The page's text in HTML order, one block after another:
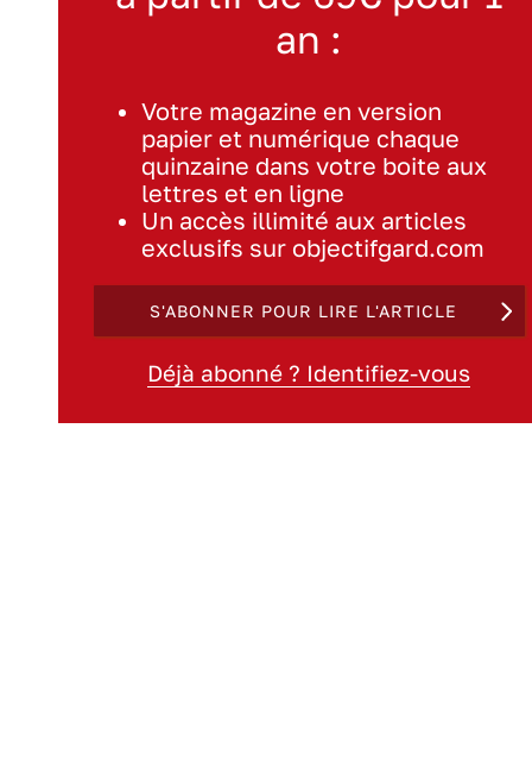
an :
Votre magazine en version
papier et numérique chaque
quinzaine dans votre boite aux
lettres et en ligne
Un accès illimité aux articles
exclusifs sur objectifgard.com
S'ABONNER POUR LIRE L'ARTICLE
Déjà abonné ? Identifiez-vous